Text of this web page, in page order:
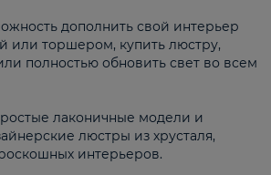
дополнить свой интерьер
или торшером, купить люстру,
полностью обновить свет во всем
лаконичные модели и
люстры из хрусталя,
интерьеров.